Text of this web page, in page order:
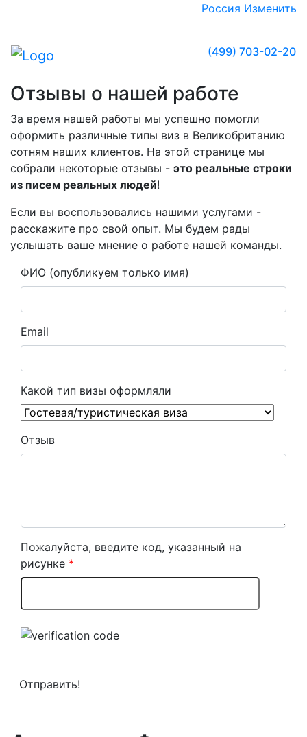
Россия Изменить
(499) 703-02-20
Отзывы о нашей работе
За время нашей работы мы успешно помогли
оформить различные типы виз в Великобританию
сотням наших клиентов. На этой странице мы
собрали некоторые отзывы - это реальные строки
из писем реальных людей!
Если вы воспользовались нашими услугами -
расскажите про свой опыт. Мы будем рады
услышать ваше мнение о работе нашей команды.
ФИО (опубликуем только имя)
Email
Какой тип визы оформляли
Отзыв
Пожалуйста, введите код, указанный на
рисунке *